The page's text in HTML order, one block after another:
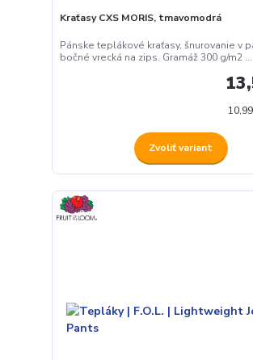
Kraťasy CXS MORIS, tmavomodrá
Pánske teplákové kraťasy, šnurovanie v
bočné vrecká na zips. Gramáž 300 g/m2 ...
Zvoliť variant